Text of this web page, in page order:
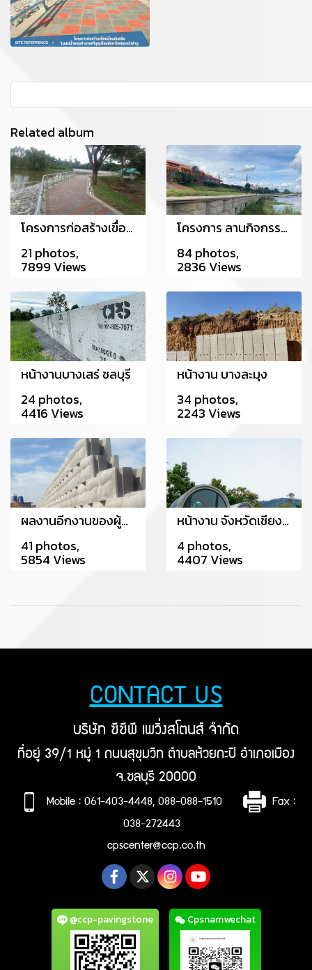
Related album
โครงการก่อสร้างเขื่อนป้องกันตลิ่ง แม่น้ำชี จังหวัดขอนแก่น
21 photos,
7899 Views
โครงการ ลานกิจกรรมนักศึกษา ม.ราชภัฏชัยภูมิ
84 photos,
2836 Views
หน้างานบางเสร่ ชลบุรี
24 photos,
4416 Views
หน้างาน บางละมุง
34 photos,
2243 Views
ผลงานอีกงานของผู้ชำนาญการ ร่วมกับ CPS ใช้กำแพงกันดิน หน้างานที่ The Crystal ปราจีนบุรี
41 photos,
5854 Views
หน้างาน จังหวัดเชียงราย
4 photos,
4407 Views
CONTACT US
บริษัท ซีซีพี เพวิ่งสโตนส์ จำกัด
ที่อยู่ 39/1 หมู่ 1 ถนนสุขุมวิท ตำบลห้วยกะปิ อำเภอเมือง
จ.ชลบุรี 20000
Mobile : 061-403-4448, 088-088-1510 Fax :
038-272443
cpscenter@ccp.co.th
@ccp-pavingstone Cpsnamwechat